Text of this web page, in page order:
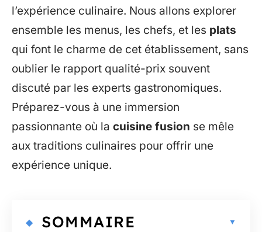
l’expérience culinaire. Nous allons explorer
ensemble les menus, les chefs, et les plats
qui font le charme de cet établissement, sans
oublier le rapport qualité-prix souvent
discuté par les experts gastronomiques.
Préparez-vous à une immersion
passionnante où la cuisine fusion se mêle
aux traditions culinaires pour offrir une
expérience unique.
SOMMAIRE